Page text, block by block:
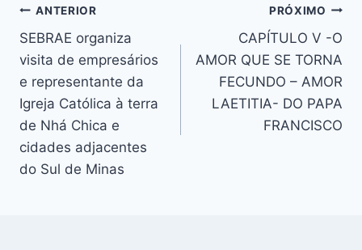
Navegação
de
Post
ANTERIOR
SEBRAE organiza
visita de empresários
e representante da
Igreja Católica à terra
de Nhá Chica e
cidades adjacentes
do Sul de Minas
PRÓXIMO
CAPÍTULO V -O
AMOR QUE SE TORNA
FECUNDO – AMOR
LAETITIA- DO PAPA
FRANCISCO